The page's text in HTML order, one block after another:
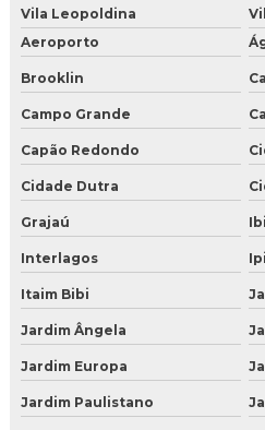
Gelo seco onde encontrar
Gelo seco preço onde comprar
Gelo seco valor
Onde encontrar gelo seco
Onde vende gelo seco
Valor de gelo seco
Venda de gelo seco em sao
Gelo seco para comprar
Vila Leopoldina
Aeroporto
Brooklin
Campo Grande
Capão Redondo
Cidade Dutra
Grajaú
Interlagos
Itaim Bibi
Jardim Ângela
Jardim Europa
Jardim Paulistano